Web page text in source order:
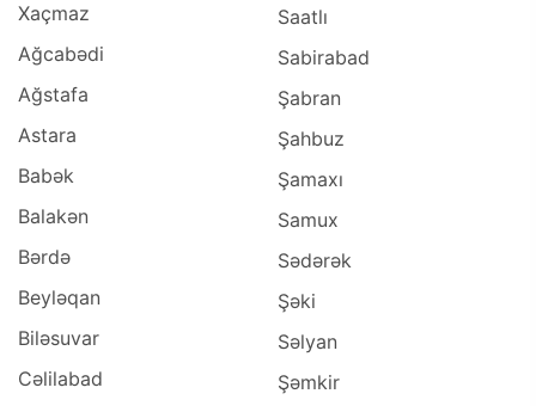
Xaçmaz
Ağcabədi
Ağstafa
Astara
Babək
Balakən
Bərdə
Beyləqan
Biləsuvar
Cəlilabad
Saatlı
Sabirabad
Şabran
Şahbuz
Şamaxı
Samux
Sədərək
Şəki
Səlyan
Şəmkir